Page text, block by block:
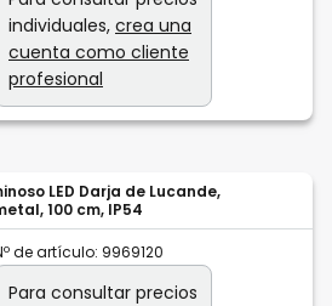
individuales, crea una
cuenta como cliente
profesional
LED Darja de Lucande,
100 cm, IP54
de artículo: 9969120
Para consultar precios